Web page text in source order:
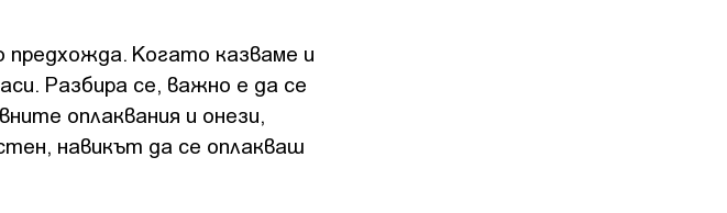
Когато казваме и
Разбира се, важно е да се
оплаквания и онези,
навикът да се оплакваш